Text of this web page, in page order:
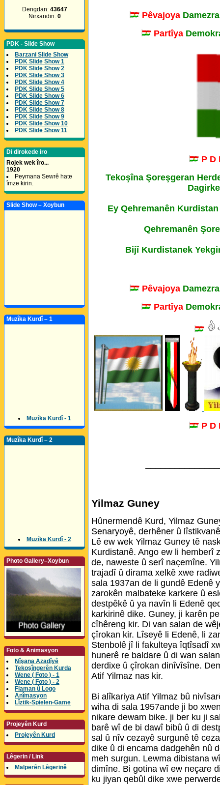
Dengdan: 43647
Nirxandin: 0
PDK - Slide Show
Barzani Slide Show
PDK Slide Show 1
PDK Slide Show 2
PDK Slide Show 3
PDK Slide Show 4
PDK Slide Show 5
PDK Slide Show 6
PDK Slide Show 7
PDK Slide Show 8
PDK Slide Show 9
PDK Slide Show 10
PDK Slide Show 11
Di dirokede iro
Rojek wek îro...
1920
Peymana Sewrê hate
îmze kirin.
Slide Show – Xoybun
Muzîka Kurdî – 1
Muzîka Kurdî - 1
Muzîka Kurdî – 2
Muzîka Kurdî - 2
Photo Gallery–Xoybun
Foto & Animasyon
Nîşana Azadîyê
Tekoşîngerên Kurda
Wene ( Foto ) - 1
Wene ( Foto ) - 2
Flaman û Logo
Anîmasyon
Lîztik-Spielen-Game
Projeyên Kurd
Projeyên Kurd
Lêgerin / Link
Malperên Lêgerinê
Pêvajoya
Partîya
P D
Tekoşîna Şoreşgeran
Ey Qehremanên
Qehremanên
Bijî Kurdistanek
Pêvajoya
Partîya
P D
Yilmaz Guney
Hûnermendê Kurd, Yilmaz
Senaryoyê, derhêner û
Lê ew wek Yilmaz Guney tê
Kurdistanê. Ango ew li hemberî
de, naweste û serî naçemîne.
trajadî û dirama xelkê xwe
sala 1937an de li gundê Edenê
zarokên malbateke karkere û
destpêkê û ya navîn li Edenê
karkirinê dike. Guney, ji karên
cîhêreng kir. Di van salan de
çîrokan kir. Lîseyê li Edenê, li
Stenbolê jî li fakulteya îqtîsadî
hunerê re baldare û di wan
derdixe û çîrokan dinîvîsîne.
Atif Yilmaz nas kir.
Bi alîkariya Atif Yilmaz bû
wiha di sala 1957ande ji bo
nikare dewam bike. ji ber ku ji
barê wî de bi dawî bibû û di
sal û nîv cezayê surgunê tê
dike û di encama dadgehên nû
meh surgun. Lewma dibistana
dimîne. Bi gotina wî ew neçare
ku jiyan qebûl dike xwe